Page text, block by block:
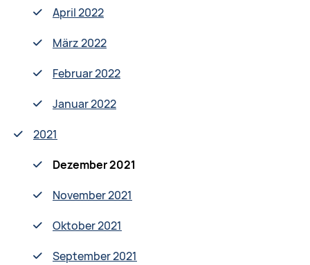
April 2022
März 2022
Februar 2022
Januar 2022
2021
Dezember 2021
November 2021
Oktober 2021
September 2021